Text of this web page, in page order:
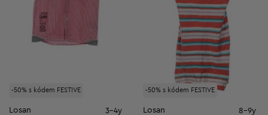
-50% s kódem FESTIVE
Losan 3-4y
-50% s kódem FESTIVE
Losan 8-9y